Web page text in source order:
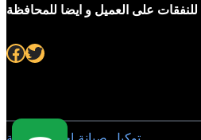
للنفقات على العميل و ايضا للمحافظة
Facebook Twitter